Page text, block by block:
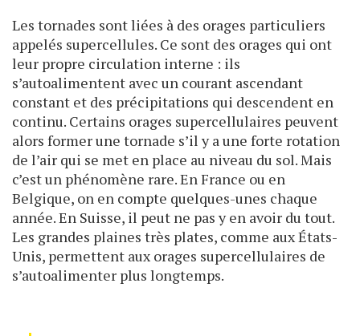
Les tornades sont liées à des orages particuliers
appelés supercellules. Ce sont des orages qui ont
leur propre circulation interne : ils
s’autoalimentent avec un courant ascendant
constant et des préci­pitations qui descendent en
continu. Certains orages supercellulaires peuvent
alors former une tornade s’il y a une forte rotation
de l’air qui se met en place au niveau du sol. Mais
c’est un phénomène rare. En France ou en
Belgique, on en compte quelques-unes chaque
année. En Suisse, il peut ne pas y en avoir du tout.
Les grandes plaines très plates, comme aux États-
Unis, permettent aux orages supercellulaires de
s’autoalimenter plus longtemps.